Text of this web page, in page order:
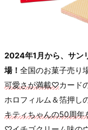
2024年1月から、サン
場！ 全国のお菓子売り
可愛さが満載♡カード
ホロフィルム＆箔押し
キティちゃんの50周年